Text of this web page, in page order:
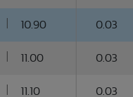
10.90 0.03
11.00 0.03
11.10 0.03